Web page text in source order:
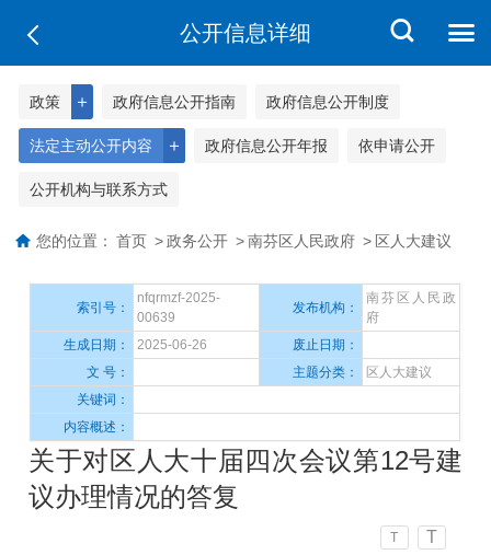
公开信息详细
＋
政策 政府信息公开指南 政府信息公开制度
＋
法定主动公开内容 政府信息公开年报 依申请公开
公开机构与联系方式
您的位置： 首页 > 政务公开 > 南芬区人民政府 > 区人大建议
索引号：
nfqrmzf-2025-
00639
发布机构：
南芬区人民政
府
生成日期：
2025-06-26
废止日期：
文 号：
主题分类：
区人大建议
关键词：
内容概述：
关于对区人大十届四次会议第12号建
议办理情况的答复
T T